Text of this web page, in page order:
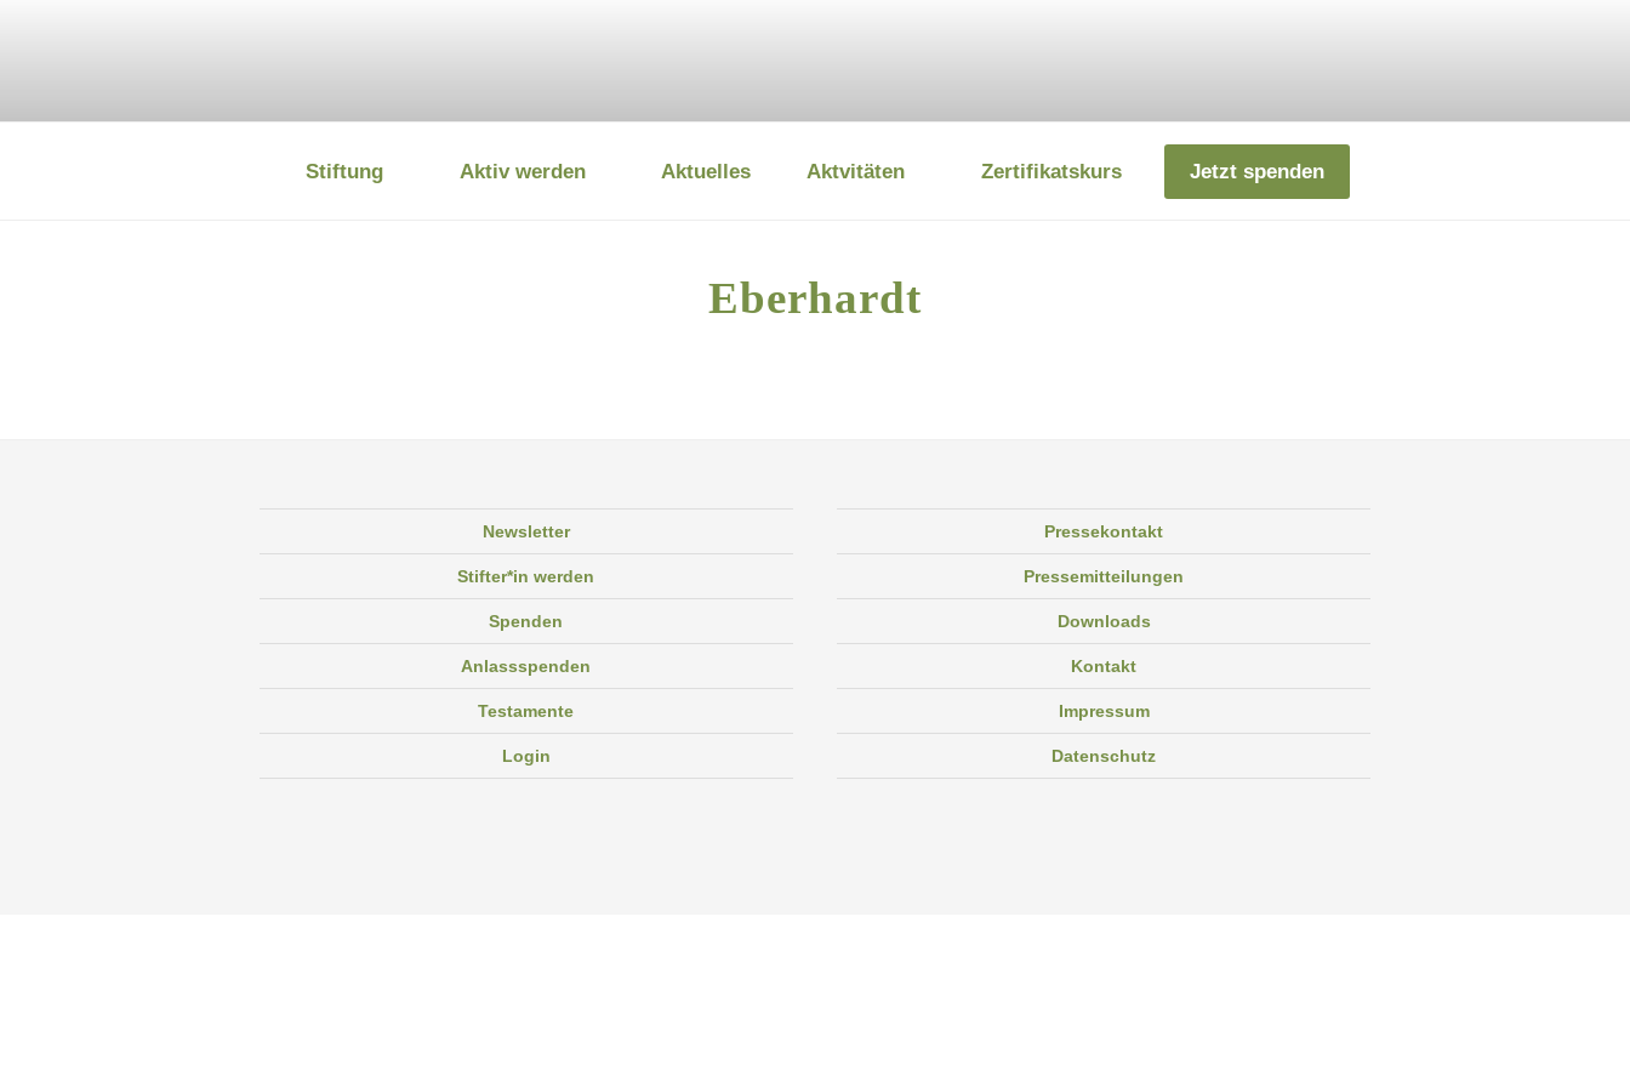
DEUTSCHE UMWELTSTIFTUNG
Stiftung Aktiv werden Aktuelles Aktvitäten Zertifikatskurs Jetzt spenden
Eberhardt
Newsletter
Stifter*in werden
Spenden
Anlassspenden
Testamente
Login
Pressekontakt
Pressemitteilungen
Downloads
Kontakt
Impressum
Datenschutz